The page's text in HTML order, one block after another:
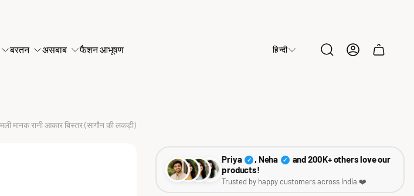
बरतन असबाब फैशन आभूषण हिन्दी
Cart
मानक रानी आकार बिस्तर (सागौन की लकड़ी)
Priya ✓ , Neha ✓
and 200K+ others love our
products!
Trusted by happy customers across India ❤️